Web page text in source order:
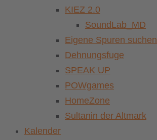
KIEZ 2.0
SoundLab_MD
Eigene Spuren suchen
Dehnungsfuge
SPEAK UP
POWgames
HomeZone
Sultanin der Altmark
Kalender